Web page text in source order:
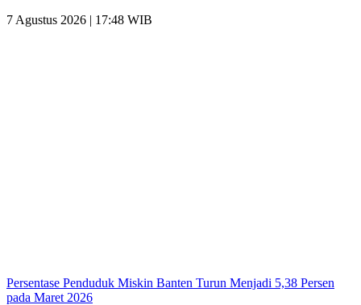
7 Agustus 2026 | 17:48 WIB
Persentase Penduduk Miskin Banten Turun Menjadi 5,38 Persen
pada Maret 2026